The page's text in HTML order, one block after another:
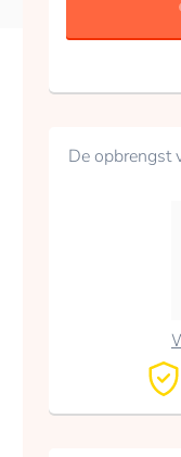
De opbrengst